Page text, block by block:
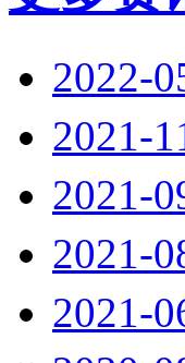
2022-
2021-
2021-
2021-
2021-